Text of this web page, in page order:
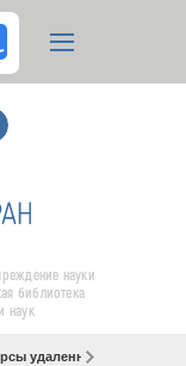
науки
библиотека
наук
удаленного доступа